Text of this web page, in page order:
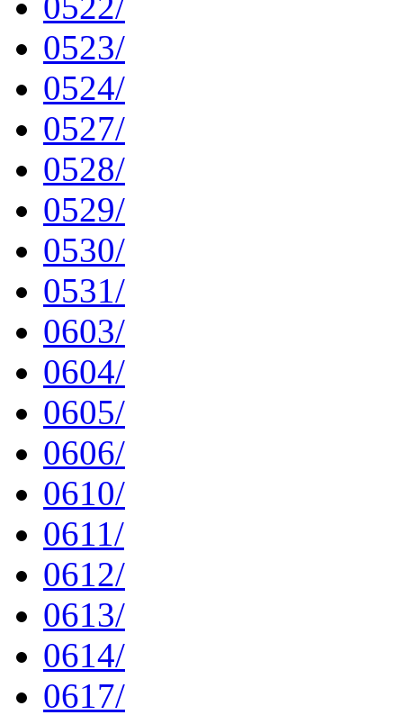
0523/
0524/
0527/
0528/
0529/
0530/
0531/
0603/
0604/
0605/
0606/
0610/
0611/
0612/
0613/
0614/
0617/